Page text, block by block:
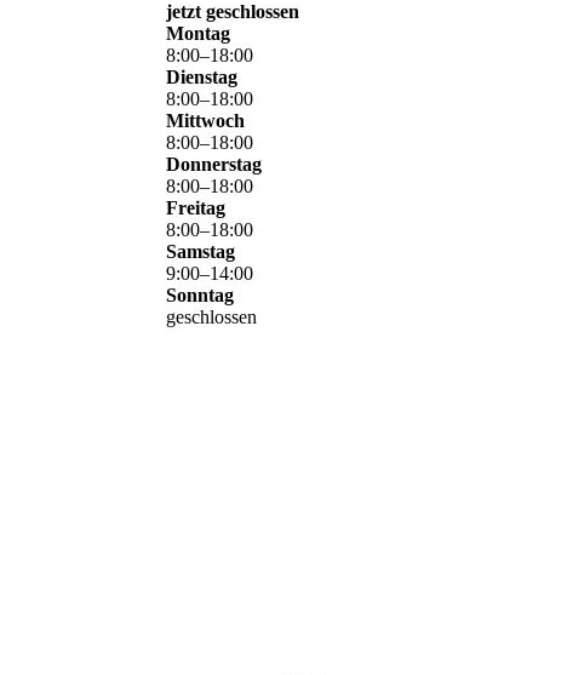
jetzt geschlossen
Montag
8:00–18:00
Dienstag
8:00–18:00
Mittwoch
8:00–18:00
Donnerstag
8:00–18:00
Freitag
8:00–18:00
Samstag
9:00–14:00
Sonntag
geschlossen